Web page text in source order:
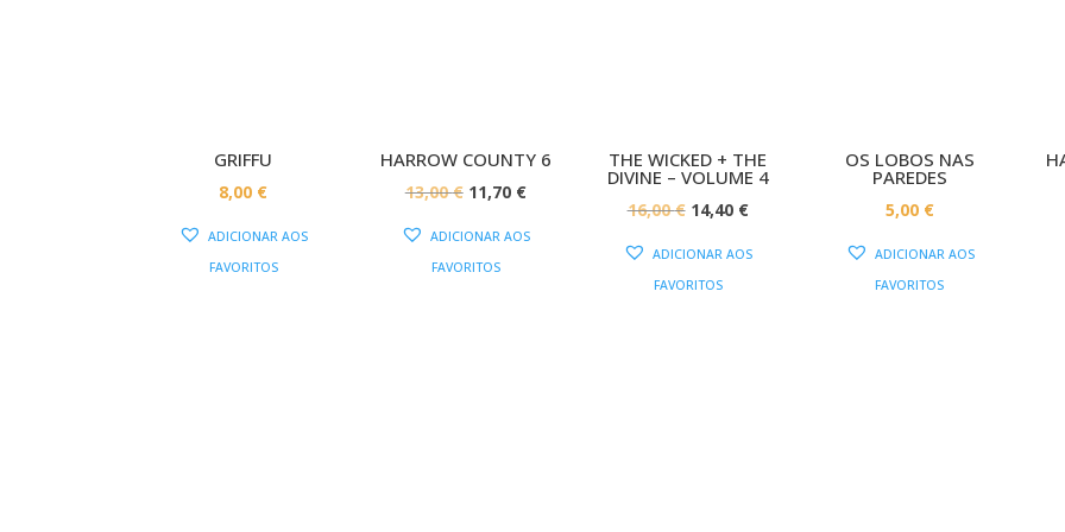
GRIFFU
8,00 €
ADICIONAR AOS
FAVORITOS
HARROW COUNTY 6
13,00€ O
11,70 €O
ADICIONAR AOS
FAVORITOS
THE WICKED + THE
DIVINE – VOLUME 4
16,00€ O
14,40 €O
ADICIONAR AOS
FAVORITOS
OS LOBOS NAS
PAREDES
5,00 €
ADICIONAR AOS
FAVORITOS